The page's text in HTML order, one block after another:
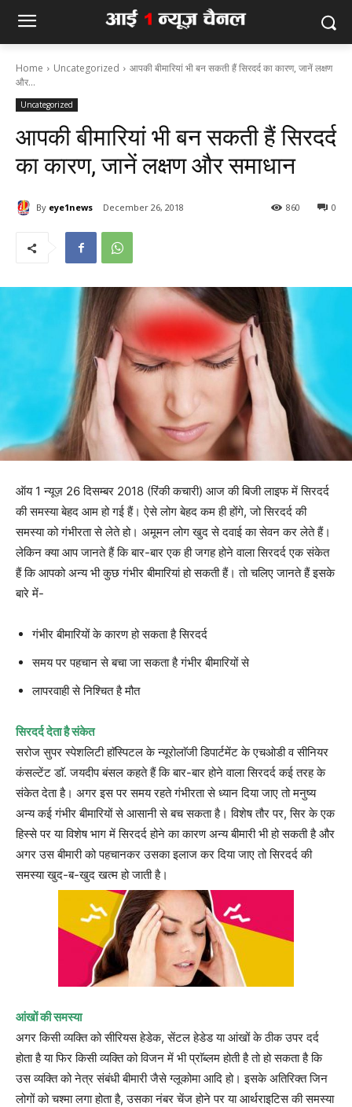
Home Uncategorized
आपकी बीमारियां भी बन सकती हैं सिरदर्द का कारण, जानें लक्षण
और...
Uncategorized
आपकी बीमारियां भी बन सकती हैं सिरदर्द
का कारण, जानें लक्षण और समाधान
By eye1news December 26, 2018 0
860
ऑय 1 न्यूज़ 26 दिसम्बर 2018 (रिंकी कचारी) आज की बिजी लाइफ में सिरदर्द
की समस्या बेहद आम हो गई हैं। ऐसे लोग बेहद कम ही होंगे, जो सिरदर्द की
समस्या को गंभीरता से लेते हो। अमूमन लोग खुद से दवाई का सेवन कर लेते हैं।
लेकिन क्या आप जानते हैं कि बार-बार एक ही जगह होने वाला सिरदर्द एक संकेत
हैं कि आपको अन्य भी कुछ गंभीर बीमारियां हो सकती हैं। तो चलिए जानते हैं इसके
बारे में-
गंभीर बीमारियों के कारण हो सकता है सिरदर्द
समय पर पहचान से बचा जा सकता है गंभीर बीमारियों से
लापरवाही से निश्चित है मौत
सिरदर्द देता है संकेत
सरोज सुपर स्पेशलिटी हाॅस्पिटल के न्यूरोलाॅजी डिपार्टमेंट के एचओडी व सीनियर
कंसल्टेंट डाॅ. जयदीप बंसल कहते हैं कि बार-बार होने वाला सिरदर्द कई तरह के
संकेत देता है। अगर इस पर समय रहते गंभीरता से ध्यान दिया जाए तो मनुष्य
अन्य कई गंभीर बीमारियों से आसानी से बच सकता है। विशेष तौर पर, सिर के एक
हिस्से पर या विशेष भाग में सिरदर्द होने का कारण अन्य बीमारी भी हो सकती है और
अगर उस बीमारी को पहचानकर उसका इलाज कर दिया जाए तो सिरदर्द की
समस्या खुद-ब-खुद खत्म हो जाती है।
आंखों की समस्या
अगर किसी व्यक्ति को सीरियस हेडेक, सेंटल हेडेड या आंखों के ठीक उपर दर्द
होता है या फिर किसी व्यक्ति को विजन में भी प्राॅब्लम होती है तो हो सकता है कि
उस व्यक्ति को नेत्र संबंधी बीमारी जैसे ग्लूकोमा आदि हो। इसके अतिरिक्त जिन
लोगों को चश्मा लगा होता है, उसका नंबर चेंज होने पर या आर्थराइटिस की समस्या